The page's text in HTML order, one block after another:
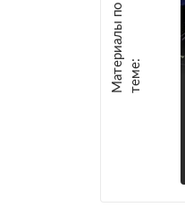
М
а
т е
р
и
а
л
ы
п
о
т
е
м
е :